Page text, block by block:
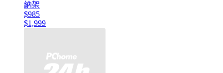
納架
$985
$1,999